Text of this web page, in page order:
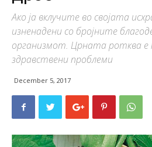
Ако ја вклучите во својата
изненадени со бројните
организмот. Црната ротква е
здравствени проблеми
December 5, 2017